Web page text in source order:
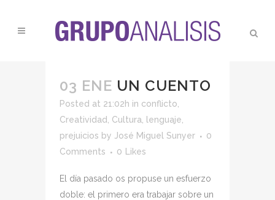
03 ENE UN CUENTO
Posted at 21:02h in conflicto
Creatividad
Cultura lenguaje
prejuicios by José Miguel Sunyer
0
Comments
0 Likes
El día pasado os propuse un esfuerzo
doble: el primero era trabajar sobre un